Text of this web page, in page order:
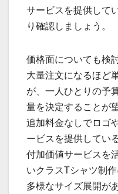
サービスを提供して
り確認しましょう。
価格面についても検
大量注文になるほど
が、一人ひとりの予
量を決定することが
追加料金なしでロゴ
ービスを提供してい
付加価値サービスを
いクラスTシャツ制
多様なサイズ展開が